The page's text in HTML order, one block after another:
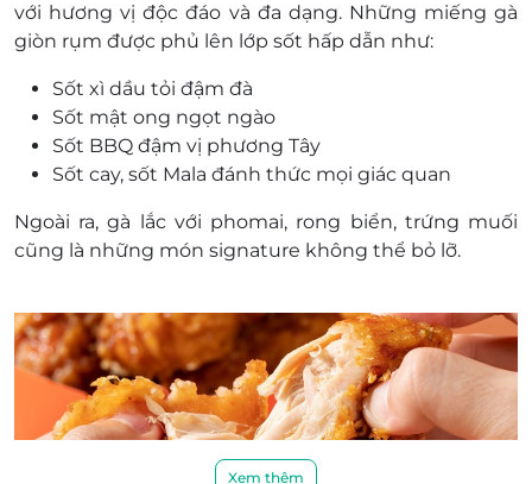
với hương vị độc đáo và đa dạng. Những miếng gà
giòn rụm được phủ lên lớp sốt hấp dẫn như:
Sốt xì dầu tỏi đậm đà
Sốt mật ong ngọt ngào
Sốt BBQ đậm vị phương Tây
Sốt cay, sốt Mala đánh thức mọi giác quan
Ngoài ra, gà lắc với phomai, rong biển, trứng muối
cũng là những món signature không thể bỏ lỡ.
Xem thêm